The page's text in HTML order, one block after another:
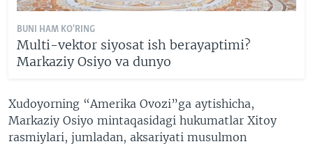
BUNI HAM KO'RING
Multi-vektor siyosat ish berayaptimi?
Markaziy Osiyo va dunyo
Xudoyorning “Amerika Ovozi”ga aytishicha,
Markaziy Osiyo mintaqasidagi hukumatlar Xitoy
rasmiylari, jumladan, aksariyati musulmon